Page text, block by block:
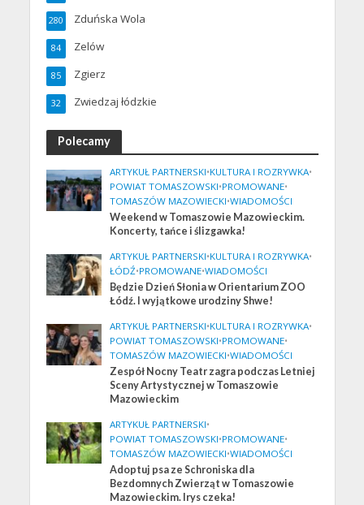
Zduńska Wola
280
Zelów
84
Zgierz
85
Zwiedzaj łódzkie
32
Polecamy
ARTYKUŁ PARTNERSKI•KULTURA I ROZRYWKA•
POWIAT TOMASZOWSKI•PROMOWANE•
TOMASZÓW MAZOWIECKI•WIADOMOŚCI
Weekend w Tomaszowie Mazowieckim.
Koncerty, tańce i ślizgawka!
ARTYKUŁ PARTNERSKI•KULTURA I ROZRYWKA•
ŁÓDŹ•PROMOWANE•WIADOMOŚCI
Będzie Dzień Słonia w Orientarium ZOO
Łódź. I wyjątkowe urodziny Shwe!
ARTYKUŁ PARTNERSKI•KULTURA I ROZRYWKA•
POWIAT TOMASZOWSKI•PROMOWANE•
TOMASZÓW MAZOWIECKI•WIADOMOŚCI
Zespół Nocny Teatr zagra podczas Letniej
Sceny Artystycznej w Tomaszowie
Mazowieckim
ARTYKUŁ PARTNERSKI•
POWIAT TOMASZOWSKI•PROMOWANE•
TOMASZÓW MAZOWIECKI•WIADOMOŚCI
Adoptuj psa ze Schroniska dla
Bezdomnych Zwierząt w Tomaszowie
Mazowieckim. Irys czeka!